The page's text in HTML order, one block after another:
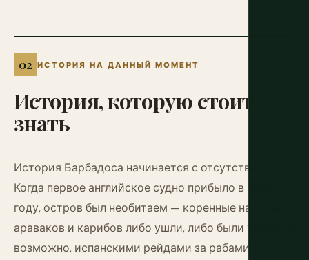
ИСТОРИЯ НА ДАННЫЙ МОМЕНТ
История,которуюстоит
знать
История Барбадоса начинается с отсутствия.
Когда первое английское судно прибыло в 1625
году, остров был необитаем — коренные народы
араваков и карибов либо ушли, либо были удалены,
возможно, испанскими рейдами за рабами в